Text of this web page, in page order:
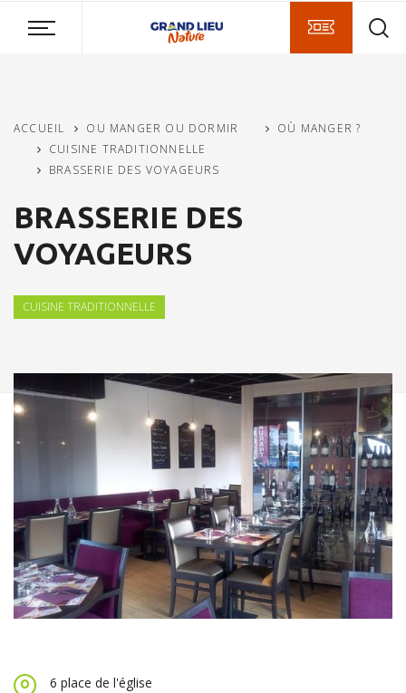
principal
recherche
ACCUEIL OU MANGER OU DORMIR
OÙ MANGER ?
CUISINE TRADITIONNELLE
BRASSERIE DES VOYAGEURS
BRASSERIE DES
VOYAGEURS
CUISINE TRADITIONNELLE
6 place de l'église